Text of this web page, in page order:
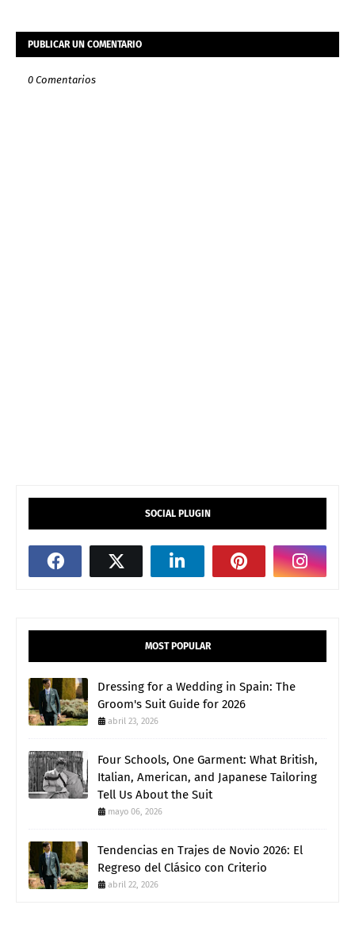
PUBLICAR UN COMENTARIO
0 Comentarios
SOCIAL PLUGIN
MOST POPULAR
Dressing for a Wedding in Spain: The
Groom's Suit Guide for 2026
abril 23, 2026
Four Schools, One Garment: What British,
Italian, American, and Japanese Tailoring
Tell Us About the Suit
mayo 06, 2026
Tendencias en Trajes de Novio 2026: El
Regreso del Clásico con Criterio
abril 22, 2026